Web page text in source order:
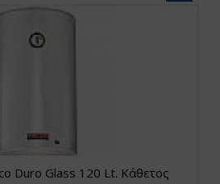
Duro Glass 120 Lt. Κάθετος